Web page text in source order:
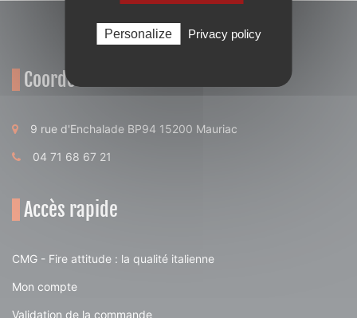
Coordonnées
9 rue d'Enchalade BP94 15200 Mauriac
04 71 68 67 21
Accès rapide
CMG - Fire attitude : la qualité italienne
Mon compte
Validation de la commande
Personalize Privacy policy